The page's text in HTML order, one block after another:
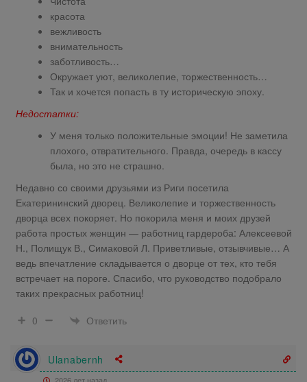
красота
вежливость
внимательность
заботливость…
Окружает уют, великолепие, торжественность…
Так и хочется попасть в ту историческую эпоху.
Недостатки:
У меня только положительные эмоции! Не заметила
плохого, отвратительного. Правда, очередь в кассу
была, но это не страшно.
Недавно со своими друзьями из Риги посетила
Екатерининский дворец. Великолепие и торжественность
дворца всех покоряет. Но покорила меня и моих друзей
работа простых женщин — работниц гардероба: Алексеевой
Н., Полищук В., Симаковой Л. Приветливые, отзывчивые… А
ведь впечатление складывается о дворце от тех, кто тебя
встречает на пороге. Спасибо, что руководство подобрало
таких прекрасных работниц!
0
Ответить
Ulanabernh